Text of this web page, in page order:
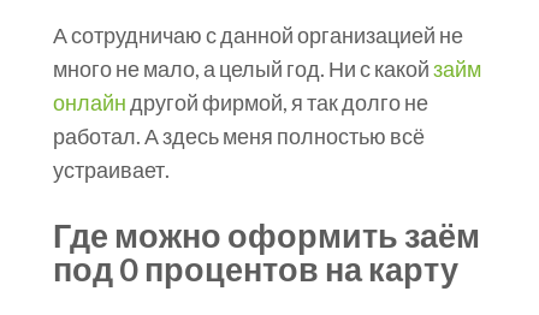
А сотрудничаю с данной организацией не
много не мало, а целый год. Ни с какойзайм
онлайн другой фирмой, я так долго не
работал. А здесь меня полностью всё
устраивает.
Где можно оформить заём
под 0 процентов на карту